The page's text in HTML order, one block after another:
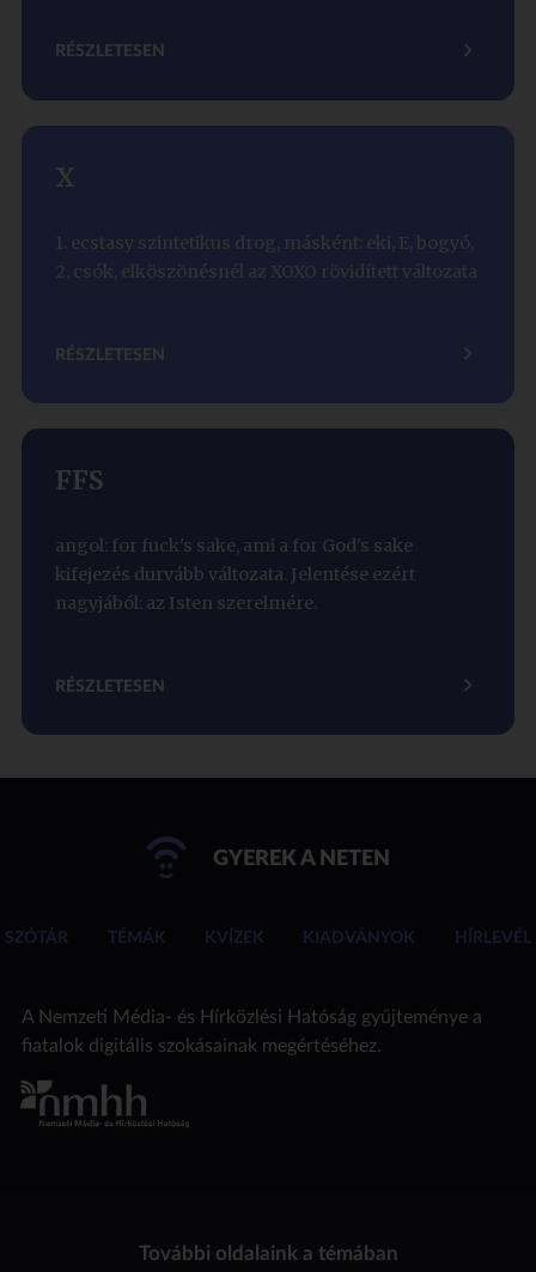
RÉSZLETESEN
X
1. ecstasy szintetikus drog, másként: eki, E, bogyó,
2. csók, elköszönésnél az XOXO rövidített változata
RÉSZLETESEN
FFS
angol: for fuck's sake, ami a for God's sake
kifejezés durvább változata. Jelentése ezért
nagyjából: az Isten szerelmére.
RÉSZLETESEN
GYEREK A NETEN
SZÓTÁR TÉMÁK KVÍZEK KIADVÁNYOK HÍRLEVÉL
A Nemzeti Média- és Hírközlési Hatóság gyűjteménye a
fiatalok digitális szokásainak megértéséhez.
További oldalaink a témában